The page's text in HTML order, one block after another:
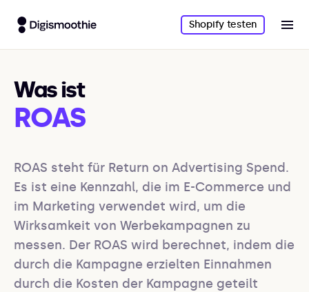
Shopify testen
Was ist
ROAS
ROAS steht für Return on Advertising Spend.
Es ist eine Kennzahl, die im E-Commerce und
im Marketing verwendet wird, um die
Wirksamkeit von Werbekampagnen zu
messen. Der ROAS wird berechnet, indem die
durch die Kampagne erzielten Einnahmen
durch die Kosten der Kampagne geteilt